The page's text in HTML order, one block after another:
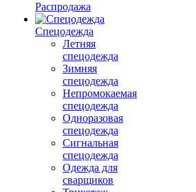
Распродажа
Спецодежда
Летняя
спецодежда
Зимняя
спецодежда
Непромокаемая
спецодежда
Одноразовая
спецодежда
Сигнальная
спецодежда
Одежда для
сварщиков